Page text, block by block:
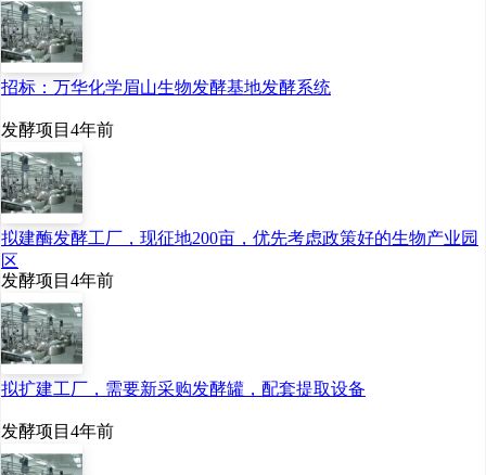
招标：万华化学眉山生物发酵基地发酵系统
发酵项目 4年前
拟建酶发酵工厂，现征地200亩，优先考虑政策好的生物产业园
区
发酵项目 4年前
拟扩建工厂，需要新采购发酵罐，配套提取设备
发酵项目 4年前